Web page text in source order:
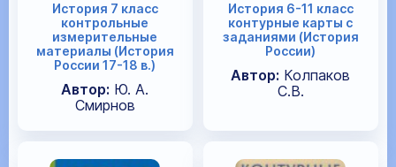
История 7 класс
контрольные
измерительные
материалы (История
России 17-18 в.)
Автор: Ю. А.
Смирнов
История 6-11 класс
контурные карты с
заданиями (История
России)
Автор: Колпаков
С.В.